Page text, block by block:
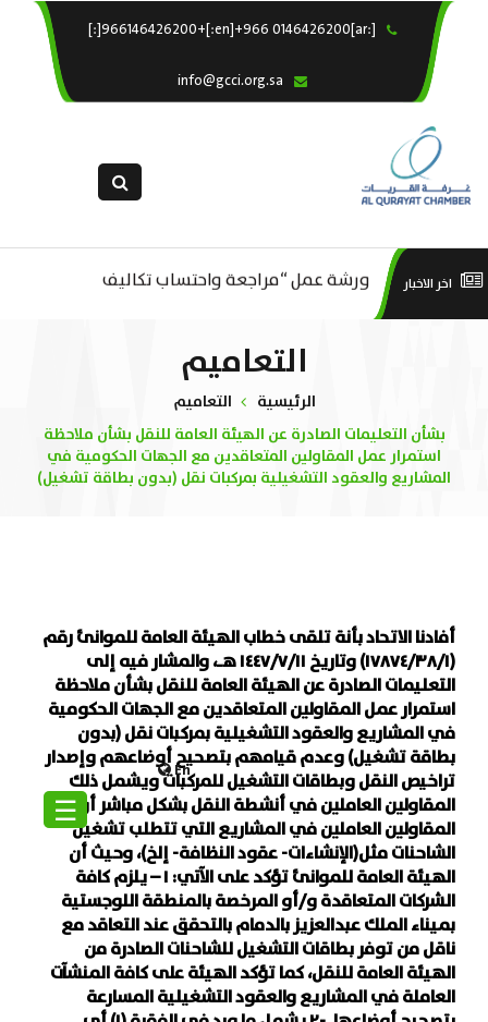
[:ar]966146426200+[:en]+966 0146426200[:]
En
☰
×
خدماتنا
التقديم الالكترونى
اخر الاخبار
ورشة عمل “مراجعة واحتساب تكاليف
لقطاع الترفيه – الثقافة – السياحة”
التعاميم
الرئيسية
التعاميم
بشأن التعليمات الصادرة عن الهيئة العامة للنقل بشأن ملاحظة
استمرار عمل المقاولين المتعاقدين مع الجهات الحكومية في
المشاريع والعقود التشغيلية بمركبات نقل (بدون بطاقة تشغيل)
أفادنا الاتحاد بأنة تلقى خطاب الهيئة العامة للموانئ رقم
(١٧٨٧٤/٣٨/١) وتاريخ ١٤٤٧/٧/١١ هـ، والمشار فيه إلى
التعليمات الصادرة عن الهيئة العامة للنقل بشأن ملاحظة
استمرار عمل المقاولين المتعاقدين مع الجهات الحكومية
في المشاريع والعقود التشغيلية بمركبات نقل (بدون
بطاقة تشغيل) وعدم قيامهم بتصحيح أوضاعهم وإصدار
تراخيص النقل وبطاقات التشغيل للمركبات ويشمل ذلك
المقاولين العاملين في أنشطة النقل بشكل مباشر أو
المقاولين العاملين في المشاريع التي تتطلب تشغيل
الشاحنات مثل(الإنشاءات- عقود النظافة- إلخ)، وحيث أن
الهيئة العامة للموانئ تؤكد على الآتي: ١ – يلزم كافة
الشركات المتعاقدة و/أو المرخصة بالمنطقة اللوجستية
بميناء الملك عبدالعزيز بالدمام بالتحقق عند التعاقد مع
ناقل من توفر بطاقات التشغيل للشاحنات الصادرة من
الهيئة العامة للنقل، كما تؤكد الهيئة على كافة المنشآت
العاملة في المشاريع والعقود التشغيلية المسارعة